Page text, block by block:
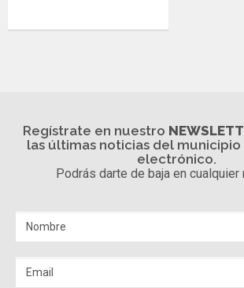
Regístrate en nuestro
las últimas noticias del
electrónico.
Podrás darte de baja en cualquier